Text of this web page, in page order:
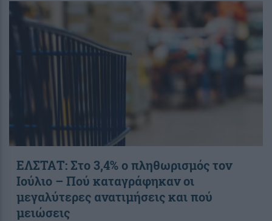
ΕΛΣΤΑΤ: Στο 3,4% ο πληθωρισμός τον
Ιούλιο – Πού καταγράφηκαν οι
μεγαλύτερες ανατιμήσεις και πού
μειώσεις